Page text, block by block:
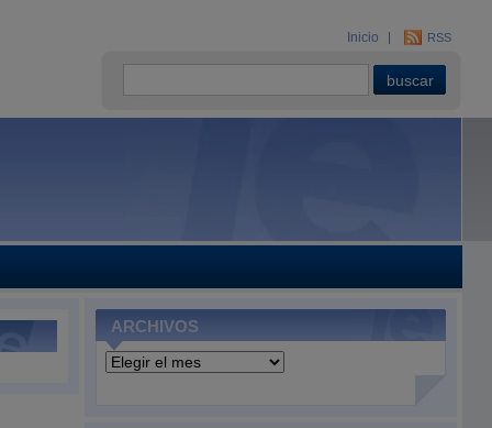
Inicio RSS
ARCHIVOS
Archivos